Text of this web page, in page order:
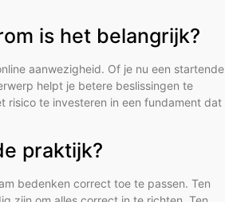
is het belangrijk?
aanwezigheid. Of je nu een startende
helpt je betere beslissingen te
risico te investeren in een fundament dat
praktijk?
bedenken correct toe te passen. Ten